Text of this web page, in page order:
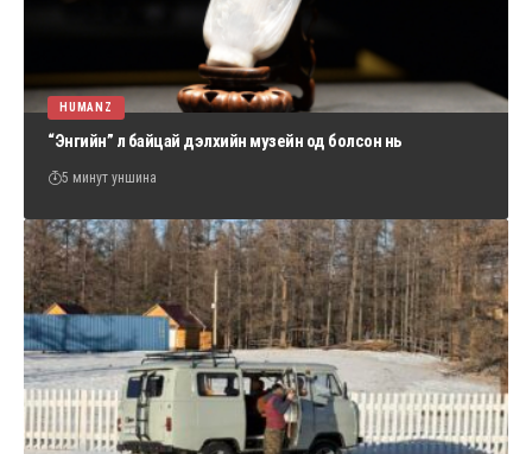
HUMANZ
“Энгийн” л байцай дэлхийн музейн од болсон нь
5 минут уншина